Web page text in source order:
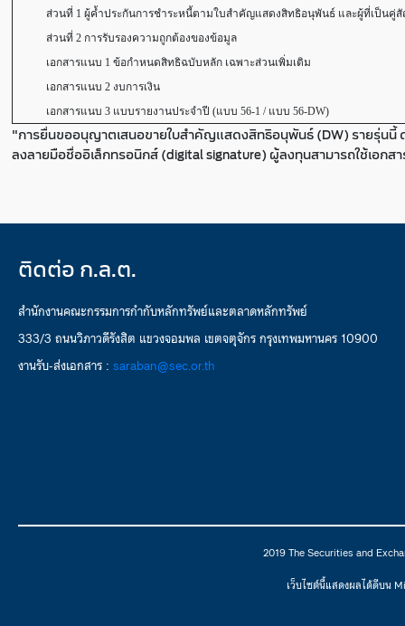
ส่วนที่ 1 ผู้ค้ำประกันการชำระหนี้ตามใบสำคัญแสดงสิทธิอนุพันธ์ และผู้ที่เป็นคู่สั
ส่วนที่ 2 การรับรองความถูกต้องของข้อมูล
เอกสารแนบ 1 ข้อกำหนดสิทธิฉบับหลัก เฉพาะส่วนเพิ่มเติม
เอกสารแนบ 2 งบการเงิน
เอกสารแนบ 3 แบบรายงานประจำปี (แบบ 56-1 / แบบ 56-DW)
"การยื่นขออนุญาตเสนอขายใบสำคัญแสดงสิทธิอนุพันธ์ (DW) รายรุ่นนี้
ลงลายมือชื่ออิเล็กทรอนิกส์ (digital signature) ผู้ลงทุนสามารถใช้เอกส
ติดต่อ ก.ล.ต.
สำนักงานคณะกรรมการกำกับหลักทรัพย์และตลาดหลักทรัพย์
333/3 ถนนวิภาวดีรังสิต แขวงจอมพล เขตจตุจักร กรุงเทพมหานคร 10900
งานรับ-ส่งเอกสาร : saraban@sec.or.th
2019 The Securities and
เว็บไซต์นี้แสดงผลได้ดีบน